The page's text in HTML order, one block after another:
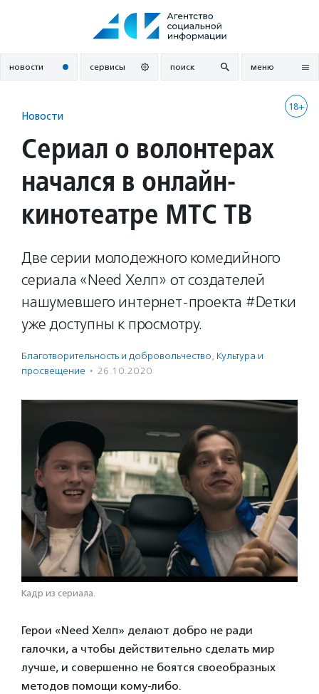
новости сервисы поиск меню
18+
Новости
Сериал о волонтерах
начался в онлайн-
кинотеатре МТС ТВ
Две серии молодежного комедийного
сериала «Need Хелп» от создателей
нашумевшего интернет-проекта #Dетки
уже доступны к просмотру.
Благотвори­тель­ность и доброволь­чест­во, Культура и
просвещение · 26.10.2020
Кадр из сериала.
Герои «Need Хелп» делают добро не ради
галочки, а чтобы действительно сделать мир
лучше, и совершенно не боятся своеобразных
методов помощи кому-либо.